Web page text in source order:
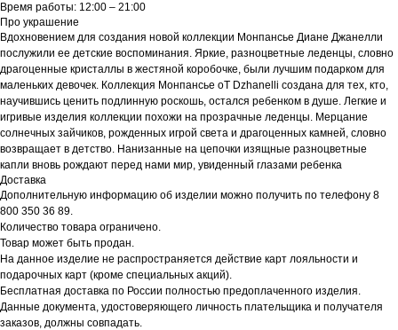
Время работы: 12:00 – 21:00
Про украшение
Вдохновением для создания новой коллекции Монпансье Диане Джанелли
послужили ее детские воспоминания. Яркие, разноцветные леденцы, словно
драгоценные кристаллы в жестяной коробочке, были лучшим подарком для
маленьких девочек. Коллекция Монпансье оТ Dzhanelli создана для тех, кто,
научившись ценить подлинную роскошь, остался ребенком в душе. Легкие и
игривые изделия коллекции похожи на прозрачные леденцы. Мерцание
солнечных зайчиков, рожденных игрой света и драгоценных камней, словно
возвращает в детство. Нанизанные на цепочки изящные разноцветные
капли вновь рождают перед нами мир, увиденный глазами ребенка
Доставка
Дополнительную информацию об изделии можно получить по телефону 8
800 350 36 89.
Количество товара ограничено.
Товар может быть продан.
На данное изделие не распространяется действие карт лояльности и
подарочных карт (кроме специальных акций).
Бесплатная доставка по России полностью предоплаченного изделия.
Данные документа, удостоверяющего личность плательщика и получателя
заказов, должны совпадать.